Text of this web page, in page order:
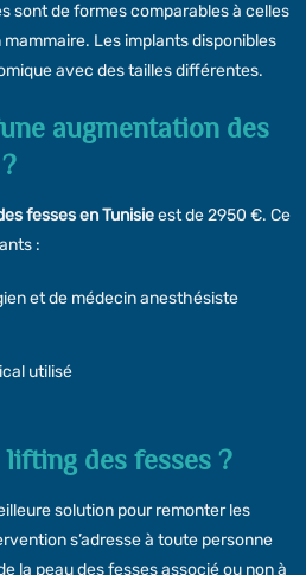
sont de formes comparables à celles
Les implants disponibles
avec des tailles différentes.
augmentation des
fesses en Tunisieest de 2950 €. Ce
:
et de médecin anesthésiste
utilisé
lifting des fesses ?
solution pour remonter les
s’adresse à toute personne
la peau des fesses associé ou non à